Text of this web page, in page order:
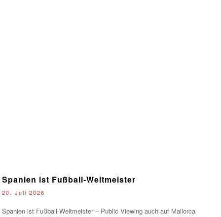
Spanien ist Fußball-Weltmeister
20. Juli 2026
Spanien ist Fußball-Weltmeister – Public Viewing auch auf Mallorca